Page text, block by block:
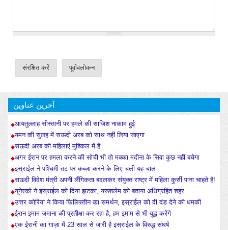
آخرین عناوین
आयतुल्लाह सीस्तानी पर हमले की साजिश नाकाम हुई
यमन की सुलह में सऊदी अरब को साथ नहीं लिया जाएगा
सऊदी अरब की महिलाएं मुश्किल में हैं
अगर ईरान पर हमला करने की सोची भी तो मक्का मदीना के सिवा कुछ नहीं बचेगा
इस्राईल ने पश्चिमी तट पर क़ब्ज़ा करने के लिए चली यह चाल
सऊदी विदेश मंत्री अपनी लैंगिकता बदलकर संयुक्त राष्ट्र में महिला कुर्सी पाना चाहते हैं!
यूनेस्को ने इस्राईल को दिया झटका, यरूशलेम को बताया अधिग्रहित शहर
उत्तर कोरिया ने किया फ़िलिस्तीन का समर्थन, इस्राईल को दी दंड देने की धमकी
ईरान इमाम ज़माना की प्रतीक्षा कर रहा है, हम इमाम से भी युद्ध करेंगे
एक ईरानी का ग़ाज़ा में 23 साल से जारी है इस्राईल के विरुद्ध संघर्ष